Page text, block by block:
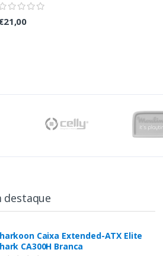
destaque
Caixa Extended-ATX Elite
CA300H Branca